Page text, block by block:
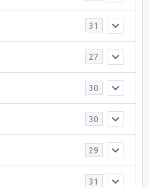
31
27
30
30
29
31